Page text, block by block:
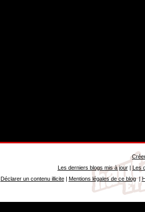
Les derniers blogs mis à jour| Les
Déclarer un contenu illicite| Mentions légales de ce blog|